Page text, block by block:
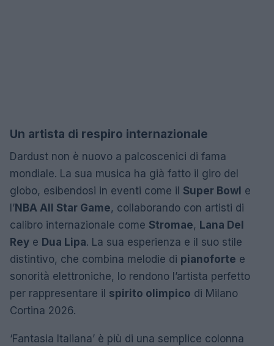
Un artista di respiro internazionale
Dardust non è nuovo a palcoscenici di fama
mondiale. La sua musica ha già fatto il giro del
globo, esibendosi in eventi come il Super Bowl e
l’NBA All Star Game, collaborando con artisti di
calibro internazionale come Stromae, Lana Del
Rey e Dua Lipa. La sua esperienza e il suo stile
distintivo, che combina melodie di pianoforte e
sonorità elettroniche, lo rendono l’artista perfetto
per rappresentare il spirito olimpico di Milano
Cortina 2026.
‘Fantasia Italiana’ è più di una semplice colonna